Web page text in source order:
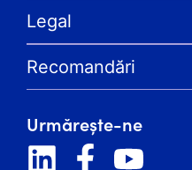
Legal
Recomandări
Urmărește-ne